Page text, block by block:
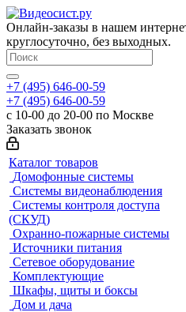
Онлайн-заказы в нашем
круглосуточно, без выходных.
+7 (495) 646-00-59
+7 (495) 646-00-59
с 10-00 до 20-00 по Москве
Заказать звонок
Каталог товаров
Домофонные системы
Системы видеонаблюдения
Системы контроля доступа
(СКУД)
Охранно-пожарные системы
Источники питания
Сетевое оборудование
Комплектующие
Шкафы, щиты и боксы
Дом и дача